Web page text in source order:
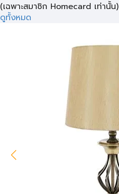
(เฉพาะสมาชิก Homecard เท่านั้น)
ดูทั้งหมด